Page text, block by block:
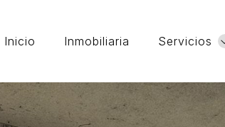
Inicio Inmobiliaria Servicios